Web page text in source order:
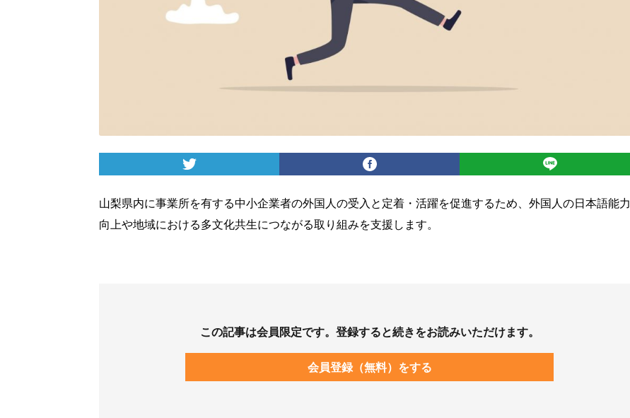
山梨県内に事業所を有する中小企業者の外国人の受入と定着・活躍を促進するため、外国人の日本語能力
向上や地域における多文化共生につながる取り組みを支援します。
この記事は会員限定です。登録すると続きをお読みいただけます。
会員登録（無料）をする